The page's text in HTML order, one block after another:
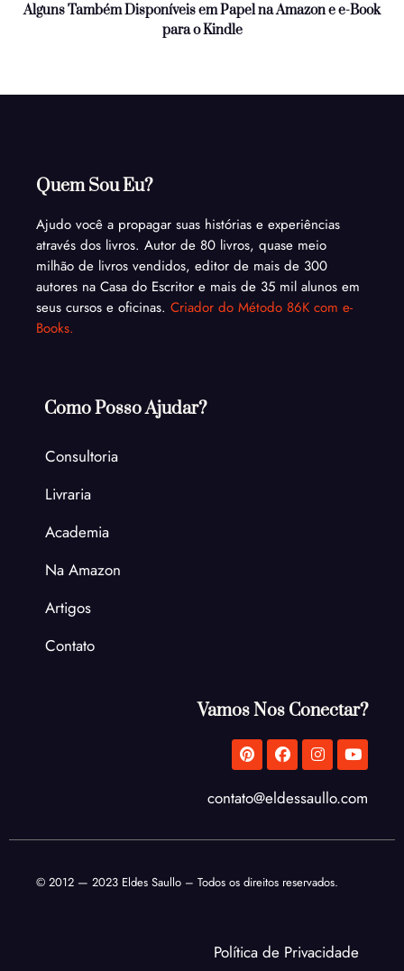
Alguns Também Disponíveis em Papel na Amazon e e-Book
para o Kindle
Quem Sou Eu?
Ajudo você a propagar suas histórias e experiências
através dos livros. Autor de 80 livros, quase meio
milhão de livros vendidos, editor de mais de 300
autores na Casa do Escritor e mais de 35 mil alunos em
seus cursos e oficinas. Criador do Método 86K com e-
Books.
Como Posso Ajudar?
Consultoria
Livraria
Academia
Na Amazon
Artigos
Contato
Vamos Nos Conectar?
P
i
n
t
e
e
F
a
c
e
b
o
I
n
s
t
a
r
Y
o
u
t
u
e
contato@eldessaullo.com
© 2012 — 2023 Eldes Saullo – Todos os direitos reservados.
Política de Privacidade